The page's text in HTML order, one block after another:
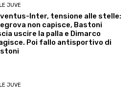
JUVE
Inter, tensione alle stelle:
non capisce, Bastoni
uscire la palla e Dimarco
Poi fallo antisportivo di
JUVE